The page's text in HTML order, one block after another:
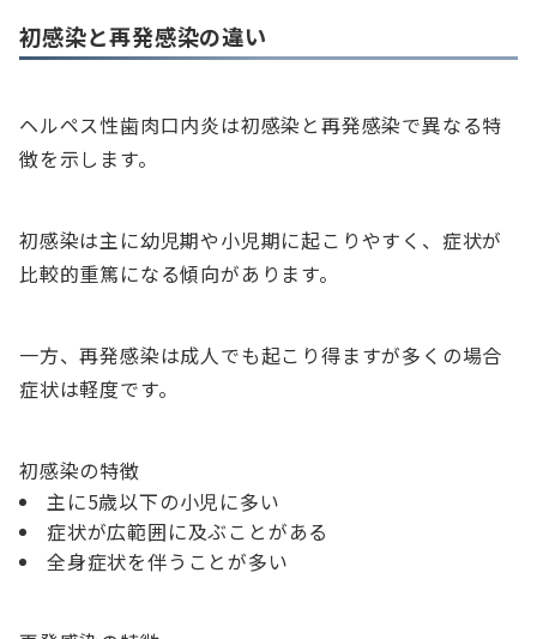
初感染と再発感染の違い
ヘルペス性歯肉口内炎は初感染と再発感染で異なる特
徴を示します。
初感染は主に幼児期や小児期に起こりやすく、症状が
比較的重篤になる傾向があります。
一方、再発感染は成人でも起こり得ますが多くの場合
症状は軽度です。
初感染の特徴
主に5歳以下の小児に多い
症状が広範囲に及ぶことがある
全身症状を伴うことが多い